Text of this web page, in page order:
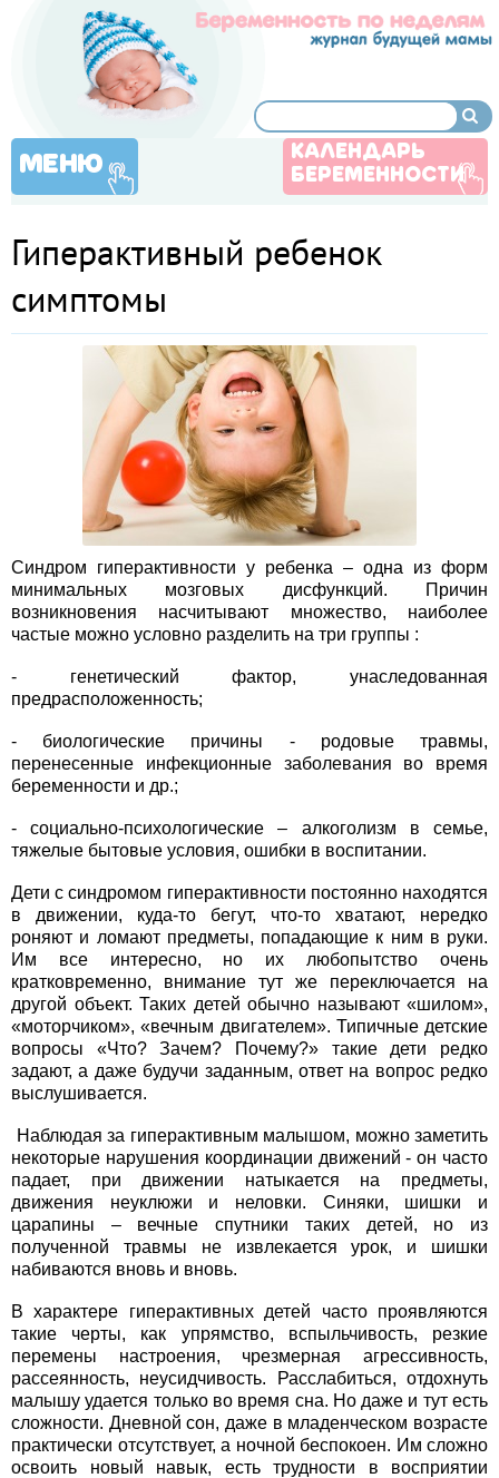
МЕНЮ
КАЛЕНДАРЬ
БЕРЕМЕННОСТИ
Гиперактивный ребенок
симптомы
Синдром гиперактивности у ребенка – одна из форм
минимальных мозговых дисфункций. Причин
возникновения насчитывают множество, наиболее
частые можно условно разделить на три группы :
- генетический фактор, унаследованная
предрасположенность;
- биологические причины - родовые травмы,
перенесенные инфекционные заболевания во время
беременности и др.;
- социально-психологические – алкоголизм в семье,
тяжелые бытовые условия, ошибки в воспитании.
Дети с синдромом гиперактивности постоянно находятся
в движении, куда-то бегут, что-то хватают, нередко
роняют и ломают предметы, попадающие к ним в руки.
Им все интересно, но их любопытство очень
кратковременно, внимание тут же переключается на
другой объект. Таких детей обычно называют «шилом»,
«моторчиком», «вечным двигателем». Типичные детские
вопросы «Что? Зачем? Почему?» такие дети редко
задают, а даже будучи заданным, ответ на вопрос редко
выслушивается.
Наблюдая за гиперактивным малышом, можно заметить
некоторые нарушения координации движений - он часто
падает, при движении натыкается на предметы,
движения неуклюжи и неловки. Синяки, шишки и
царапины – вечные спутники таких детей, но из
полученной травмы не извлекается урок, и шишки
набиваются вновь и вновь.
В характере гиперактивных детей часто проявляются
такие черты, как упрямство, вспыльчивость, резкие
перемены настроения, чрезмерная агрессивность,
рассеянность, неусидчивость. Расслабиться, отдохнуть
малышу удается только во время сна. Но даже и тут есть
сложности. Дневной сон, даже в младенческом возрасте
практически отсутствует, а ночной беспокоен. Им сложно
освоить новый навык, есть трудности в восприятии